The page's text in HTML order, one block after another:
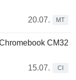
20.07.
MT
CM32
15.07.
CI